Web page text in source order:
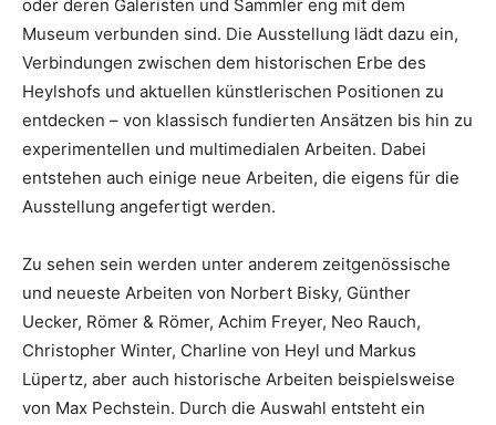
oder deren Galeristen und Sammler eng mit dem
Museum verbunden sind. Die Ausstellung lädt dazu ein,
Verbindungen zwischen dem historischen Erbe des
Heylshofs und aktuellen künstlerischen Positionen zu
entdecken – von klassisch fundierten Ansätzen bis hin zu
experimentellen und multimedialen Arbeiten. Dabei
entstehen auch einige neue Arbeiten, die eigens für die
Ausstellung angefertigt werden.
Zu sehen sein werden unter anderem zeitgenössische
und neueste Arbeiten von Norbert Bisky, Günther
Uecker, Römer & Römer, Achim Freyer, Neo Rauch,
Christopher Winter, Charline von Heyl und Markus
Lüpertz, aber auch historische Arbeiten beispielsweise
von Max Pechstein. Durch die Auswahl entsteht ein